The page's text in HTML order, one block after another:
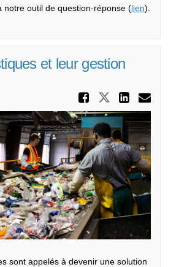
notre outil de question‑réponse (lien).
et leur gestion
Partager
sont appelés à devenir une solution